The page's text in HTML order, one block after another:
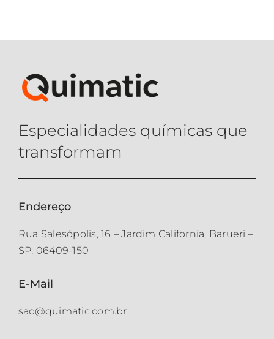
Especialidades químicas que
transformam
Endereço
Rua Salesópolis, 16 – Jardim California, Barueri –
SP, 06409-150
E-Mail
sac@quimatic.com.br